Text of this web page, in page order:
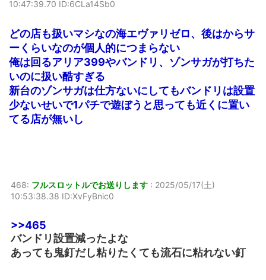
10:47:39.70 ID:6CLa14Sb0
どの店も扱いマシなの海エヴァリゼロ、後はからサ
ーくらいなのが個人的につまらない
俺は回るアリア399やバンドリ、ゾンサガが打ちた
いのに扱い酷すぎる
新台のゾンサガは仕方ないにしてもバンドリは設置
少ないせいで1パチで遊ぼうと思っても近くに置い
てる店が無いし
468: フルスロットルでお送りします : 2025/05/17(土)
10:53:38.38 ID:XvFyBnic0
>>465
バンドリ設置減ったよな
あっても鬼釘だし粘りたくても流石に粘れない釘